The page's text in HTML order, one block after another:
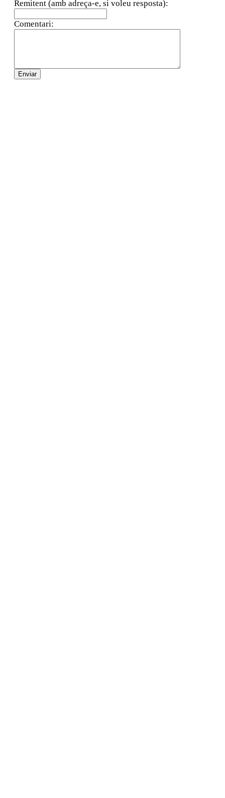
Remitent (amb adreça-e, si voleu resposta):
Comentari: